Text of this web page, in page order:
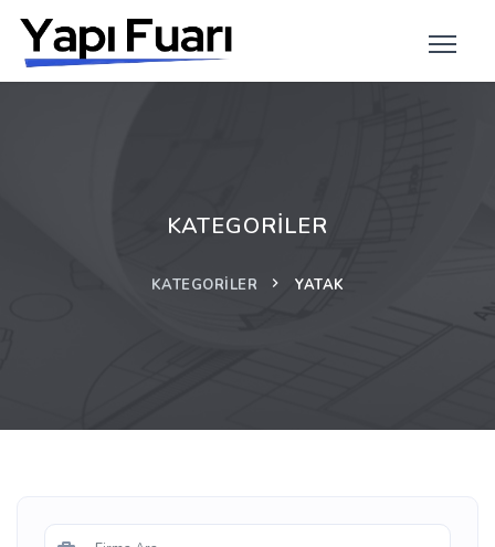
KATEGORILER
KATEGORILER YATAK